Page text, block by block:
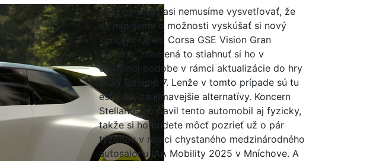
Väčšine z vás asi nemusíme vysvetľovať, že
ak napíšeme o možnosti vyskúšať si nový
koncept Opelu Corsa GSE Vision Gran
Turismo, znamená to stiahnuť si ho v
digitálnej podobe v rámci aktualizácie do hry
Gran Turismo 7. Lenže v tomto prípade sú tu
ešte iné, zaujímavejšie alternatívy. Koncern
Stellantis postavil tento automobil aj fyzicky,
takže si ho budete môcť pozrieť už o pár
týždňov v rámci chystaného medzinárodného
autosalónu IAA Mobility 2025 v Mníchove. A